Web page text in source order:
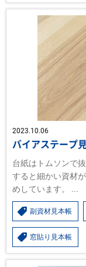
2023.10.06
バイアステープ
台紙はトムソンで
すると細かい資材
めしています。 ...
副資材見本帳
窓貼り見本帳